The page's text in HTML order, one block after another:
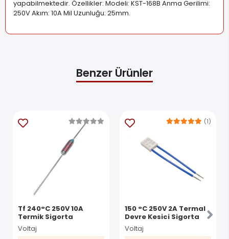
yapabilmektedir. Özellikler: Modeli: KST-168B Anma Gerilimi:
250V Akım: 10A Mil Uzunluğu: 25mm.
Benzer Ürünler
Tf 240°C 250V 10A
Termik Sigorta
Voltaj
150 °C 250V 2A Termal
Devre Kesici Sigorta
Voltaj
(1)